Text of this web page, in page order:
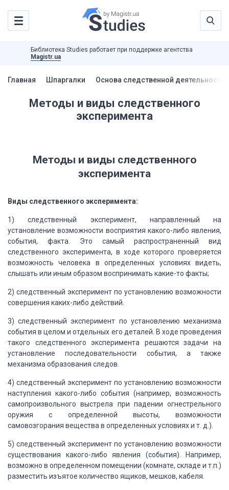
Библиотека Studies работает при поддержке агентства
Magistr.ua
Главная Шпаргалки Основа следственной деятельности
Методы и виды следственного
эксперимента
Методы и виды следственного
эксперимента
Виды следственного эксперимента:
1) следственный эксперимент, направленный на
установление возможности восприятия какого-либо явления,
события, факта. Это самый распространенный вид
следственного эксперимента, в ходе которого проверяется
возможность человека в определенных условиях видеть,
слышать или иным образом воспринимать какие-то факты;
2) следственный эксперимент по установлению возможности
совершения каких-либо действий.
3) следственный эксперимент по установлению механизма
события в целом и отдельных его деталей. В ходе проведения
такого следственного эксперимента решаются задачи на
установление последовательности события, а также
механизма образования следов.
4) следственный эксперимент по установлению возможности
наступления какого-либо события (например, возможность
самопроизвольного выстрела при падении огнестрельного
оружия с определенной высоты, возможности
самовозгорания вещества в определенныхусловиях и т. д.).
5) следственный эксперимент по установлению возможности
существования какого-либо явления (события). Например,
возможно в определенном помещении (комнате, складе и т.п.)
разместить изъятое количество ящиков, мешков, кабеля.